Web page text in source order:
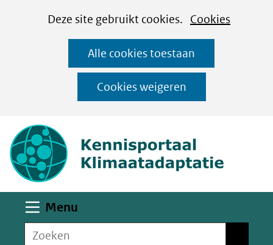
CookiesDeze site gebruikt cookies. Cookies
op
deze
website
worden
toegestaan
Alle cookies toestaan
Cookies weigeren
Ga
naar
de
inhoud
Menu
Zoeken